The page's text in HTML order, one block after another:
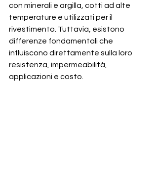
con minerali e argilla, cotti ad alte
temperature e utilizzati per il
rivestimento. Tuttavia, esistono
differenze fondamentali che
influiscono direttamente sulla loro
resistenza, impermeabilità,
applicazioni e costo.